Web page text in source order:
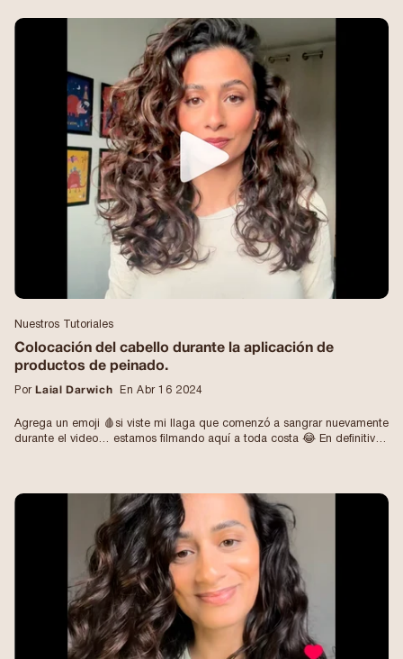
desde la raíz y sin frizz! Tómate el tiempo para frotarte el cabello
durante unos segundos cuando llegues arriba y escuches el "skwish
skwish" 💦 ¿En qué equipo estás? 😅 Yo equipo ✅ pero por mucho
tiempo fui parte del equipo ❌ y obviamente se notó en los resultados 😉
[INGLÉS] ❌¡¡No aprietes así tu cabello cuando hagas tu rutina de cabello
rizado!! Te dará resultados encrespados y tus rizos no quedarán tan
definidos como tu potencial incluso si usas los mejores productos. ✅ en
lugar de eso, ve despacio pero seguro, sujeta y aprieta el cabello
durante unos segundos cuando esté cerca de las raíces. Escuche el
"skwish skwish 💦". Entonces disfruta de unos rizos definidos y sin
encrespado 😍 #rutinadecabellorizado #puntasrizadas
#rutinacabellorizado #cabellorizadonatural
Nuestros Tutoriales
Colocación del cabello durante la aplicación de
productos de peinado.
Por Laial Darwich En Abr 16 2024
Agrega un emoji 🩸si viste mi llaga que comenzó a sangrar nuevamente
durante el video… estamos filmando aquí a toda costa 😂 En definitiva,
es sacudir suavemente tus raíces primero que nada! 😉 ¡Entonces todos
somos diferentes y nuestro cabello es diferente! Quizás prefieras hacer
tu rutina al revés, por tramos, o hacer una raya hacia arriba. Para mí el
mejor resultado que obtengo es cuando hago esta técnica. Muevo mi
cabello a lo largo de la semana dependiendo de mis deseos,
dependiendo de cómo esté mi cabello ese día, si quiero recuperar
volumen, cambio de lado, etc. La explicación lo hace más complicado
de lo que realmente es pero quería asegurarme de que fuera lo más
claro posible 😊 ¿Cómo colocas tu cabello cuando aplicas tus
productos? ¡Dad ideas en los comentarios para aquellos que todavía
están un poco perdidos! Productos utilizados: trío de peinado @aiacurls